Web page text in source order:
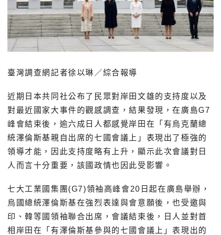
臺灣調查網記者徐以琳／綜合報導
近期日本共同社公布了民眾對岸田文雄的支持度以及
對最近國家大事件的觀感調查，結果發現，在廣島G7
峰會結束後，逾六成日人都感覺岸田在「有烏克蘭總
統澤倫斯基親自出席的七國會議上」表現出了極強的
領導才能，因此支持度略有上升，顯示此次會議對日
人而言十分重要，該國政情也因此受影響。
七大工業國集團(G7)領袖高峰會20日起在廣島舉辦，
烏國總統澤倫斯基在強烈表達與會意願後，也受邀與
印、韓等國領袖聯合出席，會議結束後，日人並對首
相岸田在「有澤倫斯基參與的七國會議上」表現出的